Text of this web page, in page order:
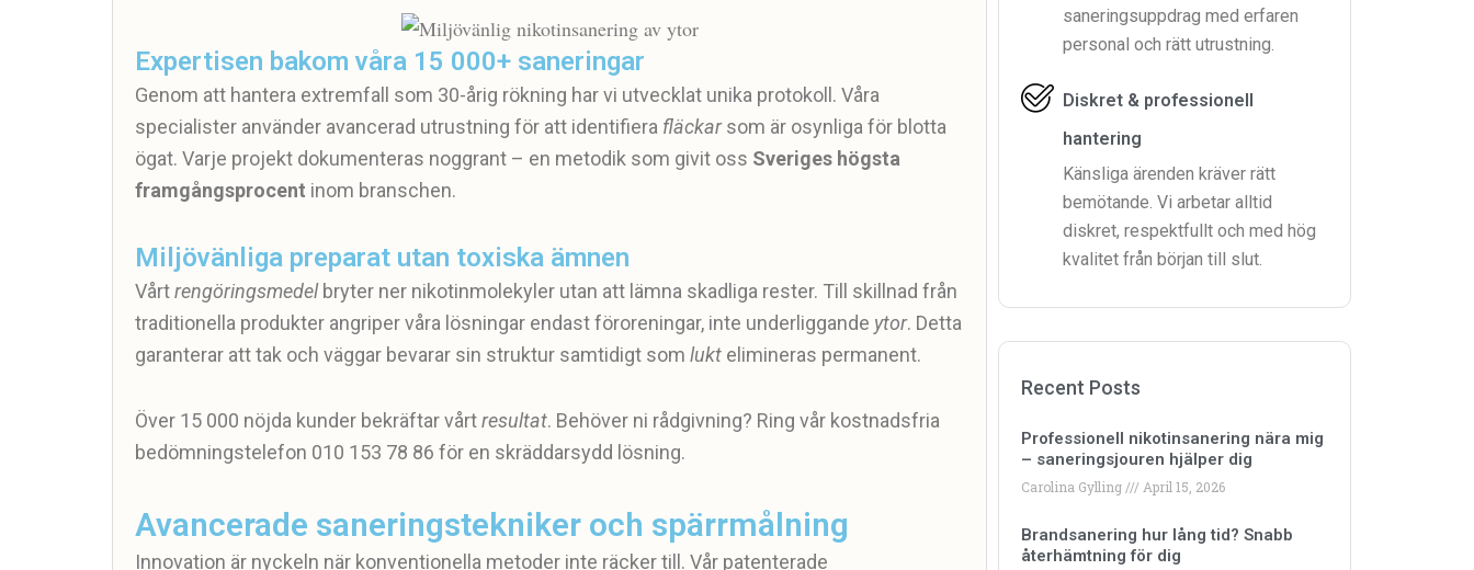
Expertisen bakom våra 15 000+ saneringar
Genom att hantera extremfall som 30-årig rökning har vi utvecklat unika protokoll. Våra
specialister använder avancerad utrustning för att identifiera fläckarsom är osynliga för blotta
ögat. Varje projekt dokumenteras noggrant – en metodik som givit oss Sveriges högsta
framgångsprocent inom branschen.
Miljövänliga preparat utan toxiska ämnen
Vårtrengöringsmedelbryter ner nikotinmolekyler utan att lämna skadliga rester. Till skillnad från
traditionella produkter angriper våra lösningar endast föroreningar, inte underliggande ytor. Detta
garanterar att tak och väggar bevarar sin struktur samtidigt som lukt elimineras permanent.
Över 15 000 nöjda kunder bekräftar vårtresultat. Behöver ni rådgivning? Ring vår kostnadsfria
bedömningstelefon 010 153 78 86 för en skräddarsydd lösning.
Avancerade saneringstekniker och spärrmålning
Innovation är nyckeln när konventionella metoder inte räcker till. Vår patenterade
saneringsuppdrag med erfaren
personal och rätt utrustning.
Diskret & professionell
hantering
Känsliga ärenden kräver rätt
bemötande. Vi arbetar alltid
diskret, respektfullt och med hög
kvalitet från början till slut.
Recent Posts
Professionell nikotinsanering nära mig
– saneringsjouren hjälper dig
Carolina Gylling April 15, 2026
Brandsanering hur lång tid? Snabb
återhämtning för dig